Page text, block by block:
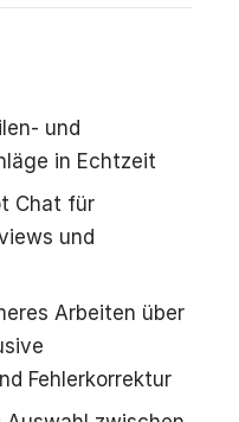
und
in Echtzeit
Chat für
und
Arbeiten über
Fehlerkorrektur